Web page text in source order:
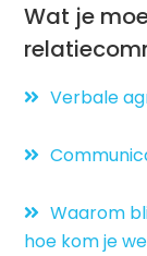
Wat je
Verbale
Waarom
hoe kom je